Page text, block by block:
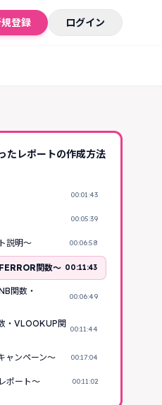
登録 ログイン
たレポートの作成方法
00:01:43
00:05:39
説明～ 00:06:58
関数～ 00:11:43
関数・
00:06:49
・VLOOKUP関
00:11:44
ャンペーン～ 00:17:04
ポート～ 00:11:02